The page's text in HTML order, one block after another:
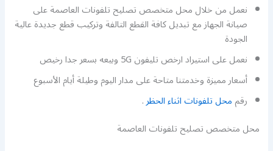
نعمل من خلال محل متخصص تصليح تلفونات العاصمة على
صيانة الجهاز مع تبديل كافة القطع التالفة وتركيب قطع جديدة عالية
الجودة
نعمل على استيراد ارخص تليفون 5G وبيعه بسعر جدا رخيص
أسعار مميزة وخدمتنا متاحة على مدار اليوم وطيلة أيام الأسبوع
رقممحل تلفونات اثناء الحظر.
محل متخصص تصليح تلفونات العاصمة